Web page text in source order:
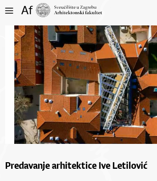
Predavanje arhitektice Ive Letilović